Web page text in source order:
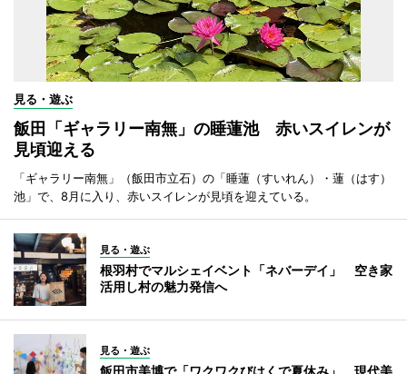
見る・遊ぶ
飯田「ギャラリー南無」の睡蓮池 赤いスイレンが
見頃迎える
「ギャラリー南無」（飯田市立石）の「睡蓮（すいれん）・蓮（はす）
池」で、8月に入り、赤いスイレンが見頃を迎えている。
見る・遊ぶ
根羽村でマルシェイベント「ネバーデイ」 空き家
活用し村の魅力発信へ
見る・遊ぶ
飯田市美博で「ワクワクびはくで夏休み」 現代美